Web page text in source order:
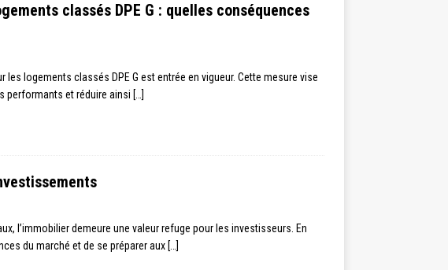
classés DPE G : quelles conséquences
logements classés DPE G est entrée en vigueur. Cette mesure vise
performants et réduire ainsi […]
l’immobilier demeure une valeur refuge pour les investisseurs. En
du marché et de se préparer aux […]